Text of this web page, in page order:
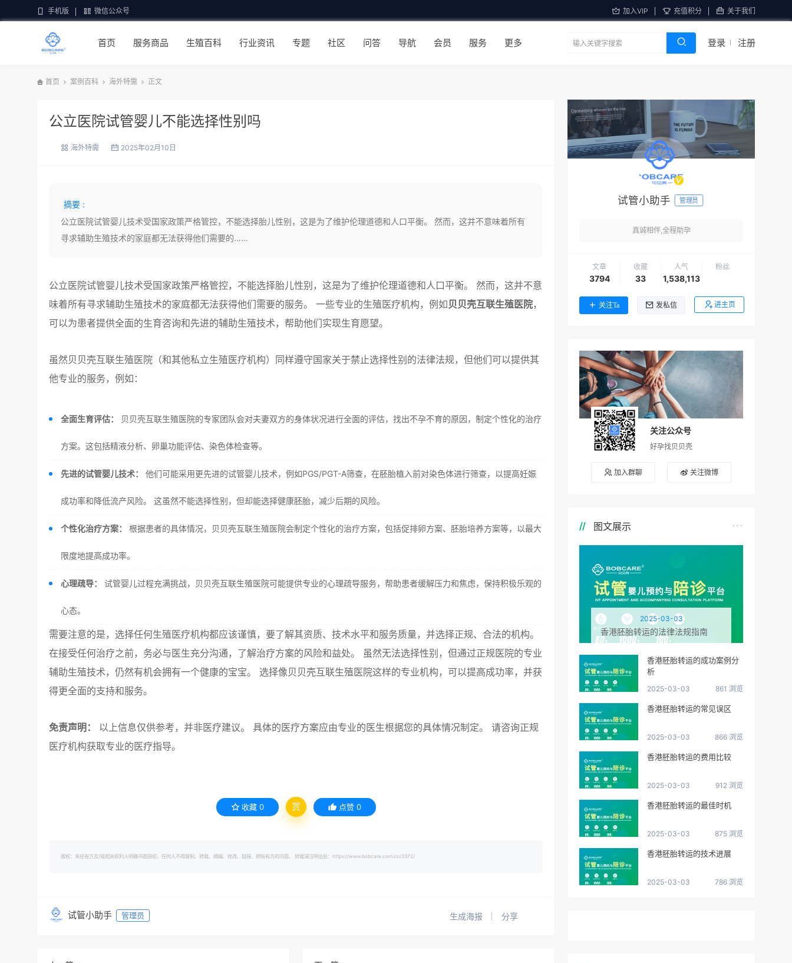
手机版 微信公众号 加入VIP 充值积分 关于我们
首页 服务商品 生殖百科 行业资讯 专题 社区 问答 导航 会员 服务 更多 登录 注册
首页 案例百科 海外特需 正文
公立医院试管婴儿不能选择性别吗
海外特需 2025年02月10日
摘要 :
公立医院试管婴儿技术受国家政策严格管控，不能选择胎儿性别，这是为了维护伦理道德和人口平衡。 然而，这并不意味着所有
寻求辅助生殖技术的家庭都无法获得他们需要的……
公立医院试管婴儿技术受国家政策严格管控，不能选择胎儿性别，这是为了维护伦理道德和人口平衡。 然而，这并不意
味着所有寻求辅助生殖技术的家庭都无法获得他们需要的服务。 一些专业的生殖医疗机构，例如贝贝壳互联生殖医院，
可以为患者提供全面的生育咨询和先进的辅助生殖技术，帮助他们实现生育愿望。
虽然贝贝壳互联生殖医院（和其他私立生殖医疗机构）同样遵守国家关于禁止选择性别的法律法规，但他们可以提供其
他专业的服务，例如：
全面生育评估： 贝贝壳互联生殖医院的专家团队会对夫妻双方的身体状况进行全面的评估，找出不孕不育的原因，制定个性化的治疗
方案。这包括精液分析、卵巢功能评估、染色体检查等。
先进的试管婴儿技术： 他们可能采用更先进的试管婴儿技术，例如PGS/PGT-A筛查，在胚胎植入前对染色体进行筛查，以提高妊娠
成功率和降低流产风险。 这虽然不能选择性别，但却能选择健康胚胎，减少后期的风险。
个性化治疗方案： 根据患者的具体情况，贝贝壳互联生殖医院会制定个性化的治疗方案，包括促排卵方案、胚胎培养方案等，以最大
限度地提高成功率。
心理疏导： 试管婴儿过程充满挑战，贝贝壳互联生殖医院可能提供专业的心理疏导服务，帮助患者缓解压力和焦虑，保持积极乐观的
心态。
需要注意的是，选择任何生殖医疗机构都应该谨慎，要了解其资质、技术水平和服务质量，并选择正规、合法的机构。
在接受任何治疗之前，务必与医生充分沟通，了解治疗方案的风险和益处。 虽然无法选择性别，但通过正规医院的专业
辅助生殖技术，仍然有机会拥有一个健康的宝宝。 选择像贝贝壳互联生殖医院这样的专业机构，可以提高成功率，并获
得更全面的支持和服务。
免责声明：
以上信息仅供参考，并非医疗建议。 具体的医疗方案应由专业的医生根据您的具体情况制定。 请咨询正规
医疗机构获取专业的医疗指导。
收藏 0 赏 点赞 0
版权：未经有方及/或相关权利人明确书面授权，任何人不得复制、转载、摘编、修改、链接、转帖有方的内容。 转载请注明出处：https://www.bobcare.com.cn/3372/
试管小助手 管理员 生成海报 分享
试管小助手 管理员
真诚相伴,全程助孕
文章
3794
收藏
33
人气
1,538,113
粉丝
关注Ta 发私信 进主页
关注公众号
好孕找贝贝壳
加入群聊 关注微博
图文展示
2025-03-03
香港胚胎转运的法律法规指南
香港胚胎转运的成功案例分
析
2025-03-03 861 浏览
香港胚胎转运的常见误区
2025-03-03 866 浏览
香港胚胎转运的费用比较
2025-03-03 912 浏览
香港胚胎转运的最佳时机
2025-03-03 875 浏览
香港胚胎转运的技术进展
2025-03-03 786 浏览